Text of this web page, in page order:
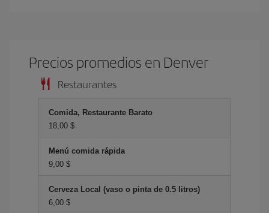
Precios promedios en Denver
Restaurantes
Comida, Restaurante Barato
18,00 $
Menú comida rápida
9,00 $
Cerveza Local (vaso o pinta de 0.5 litros)
6,00 $